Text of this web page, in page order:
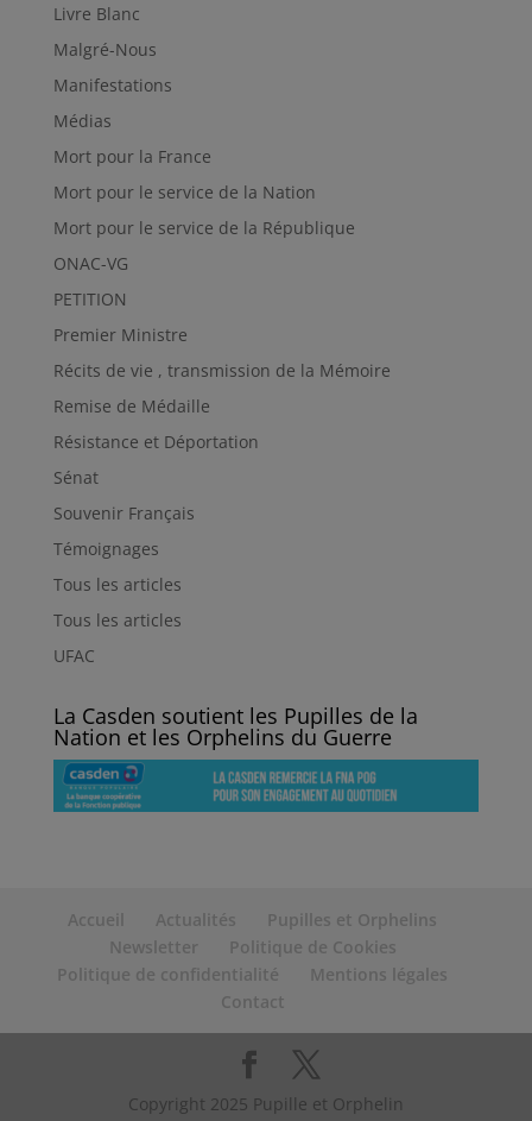
Livre Blanc
Malgré-Nous
Manifestations
Médias
Mort pour la France
Mort pour le service de la Nation
Mort pour le service de la République
ONAC-VG
PETITION
Premier Ministre
Récits de vie , transmission de la Mémoire
Remise de Médaille
Résistance et Déportation
Sénat
Souvenir Français
Témoignages
Tous les articles
Tous les articles
UFAC
La Casden soutient les Pupilles de la
Nation et les Orphelins du Guerre
Accueil Actualités
Pupilles et Orphelins
Newsletter
Politique de Cookies
Politique de confidentialité
Mentions légales
Contact
Copyright 2025 Pupille et Orphelin